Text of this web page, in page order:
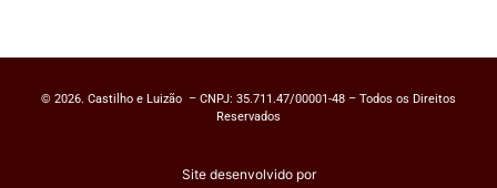
© 2026. Castilho e Luizão – CNPJ: 35.711.47/00001-48 – Todos os Direitos
Reservados
Site desenvolvido por